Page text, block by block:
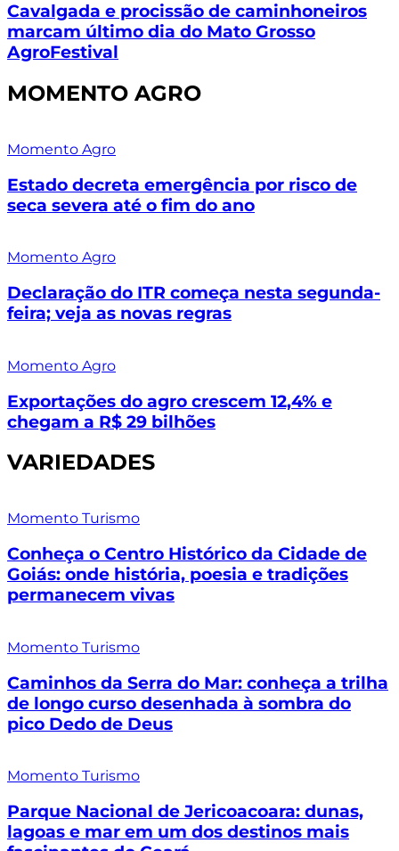
Cavalgada e procissão de caminhoneiros
marcam último dia do Mato Grosso
AgroFestival
MOMENTO AGRO
Momento Agro
Estado decreta emergência por risco de
seca severa até o fim do ano
Momento Agro
Declaração do ITR começa nesta segunda-
feira; veja as novas regras
Momento Agro
Exportações do agro crescem 12,4% e
chegam a R$ 29 bilhões
VARIEDADES
Momento Turismo
Conheça o Centro Histórico da Cidade de
Goiás: onde história, poesia e tradições
permanecem vivas
Momento Turismo
Caminhos da Serra do Mar: conheça a trilha
de longo curso desenhada à sombra do
pico Dedo de Deus
Momento Turismo
Parque Nacional de Jericoacoara: dunas,
lagoas e mar em um dos destinos mais